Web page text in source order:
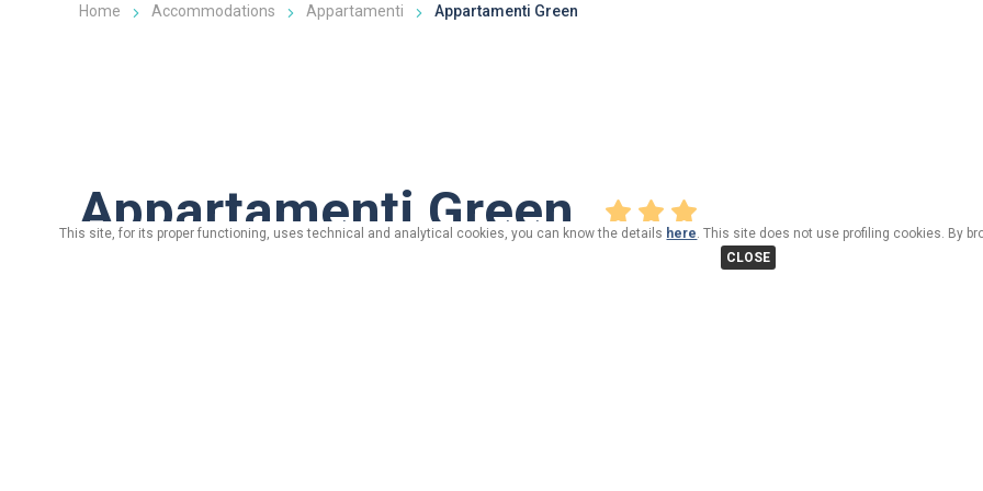
Home Accommodations Appartamenti Appartamenti Green
Appartamenti Green
This site, for its proper functioning, uses technical and analytical cookies, you can know the details here. This site does not use profiling cookies. By
CLOSE